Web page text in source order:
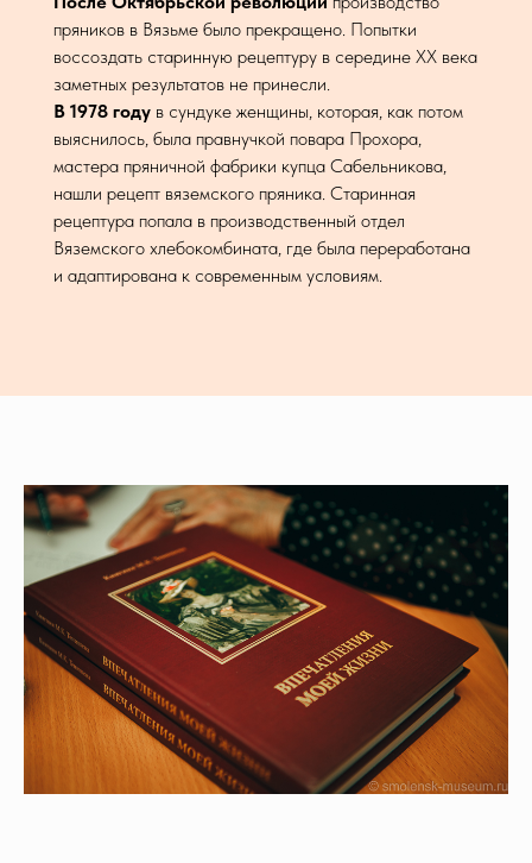
пряников в Вязьме было прекращено. Попытки
воссоздать старинную рецептуру в середине XX века
заметных результатов не принесли.
В 1978 году в сундуке женщины, которая, как потом
выяснилось, была правнучкой повара Прохора,
мастера пряничной фабрики купца Сабельникова,
нашли рецепт вяземского пряника. Старинная
рецептура попала в производственный отдел
Вяземского хлебокомбината, где была переработана
и адаптирована к современным условиям.